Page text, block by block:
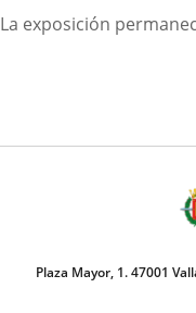
La exposición
Plaza Mayor, 1. 47001